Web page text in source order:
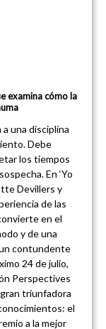
examina cómo la
una disciplina
Debe
los tiempos
En ‘Yo
Devillers y
de las
en el
y de una
contundente
24 de julio,
Perspectives
triunfadora
el
a la mejor